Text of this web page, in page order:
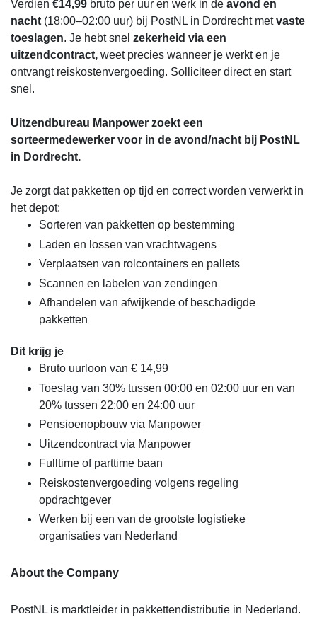
Verdien €14,99 bruto per uur en werk in de avond en
nacht(18:00–02:00 uur) bij PostNL in Dordrecht metvaste
toeslagen. Je hebt snel zekerheid via een
uitzendcontract, weet precies wanneer je werkt en je
ontvangt reiskostenvergoeding. Solliciteer direct en start
snel.
Uitzendbureau Manpower zoekt een
sorteermedewerker voor in de avond/nacht bij PostNL
in Dordrecht.
Je zorgt dat pakketten op tijd en correct worden verwerkt in
het depot:
Sorteren van pakketten op bestemming
Laden en lossen van vrachtwagens
Verplaatsen van rolcontainers en pallets
Scannen en labelen van zendingen
Afhandelen van afwijkende of beschadigde
pakketten
Dit krijg je
Bruto uurloon van € 14,99
Toeslag van 30% tussen 00:00 en 02:00 uur en van
20% tussen 22:00 en 24:00 uur
Pensioenopbouw via Manpower
Uitzendcontract via Manpower
Fulltime of parttime baan
Reiskostenvergoeding volgens regeling
opdrachtgever
Werken bij een van de grootste logistieke
organisaties van Nederland
About the Company
PostNL is marktleider in pakkettendistributie in Nederland.